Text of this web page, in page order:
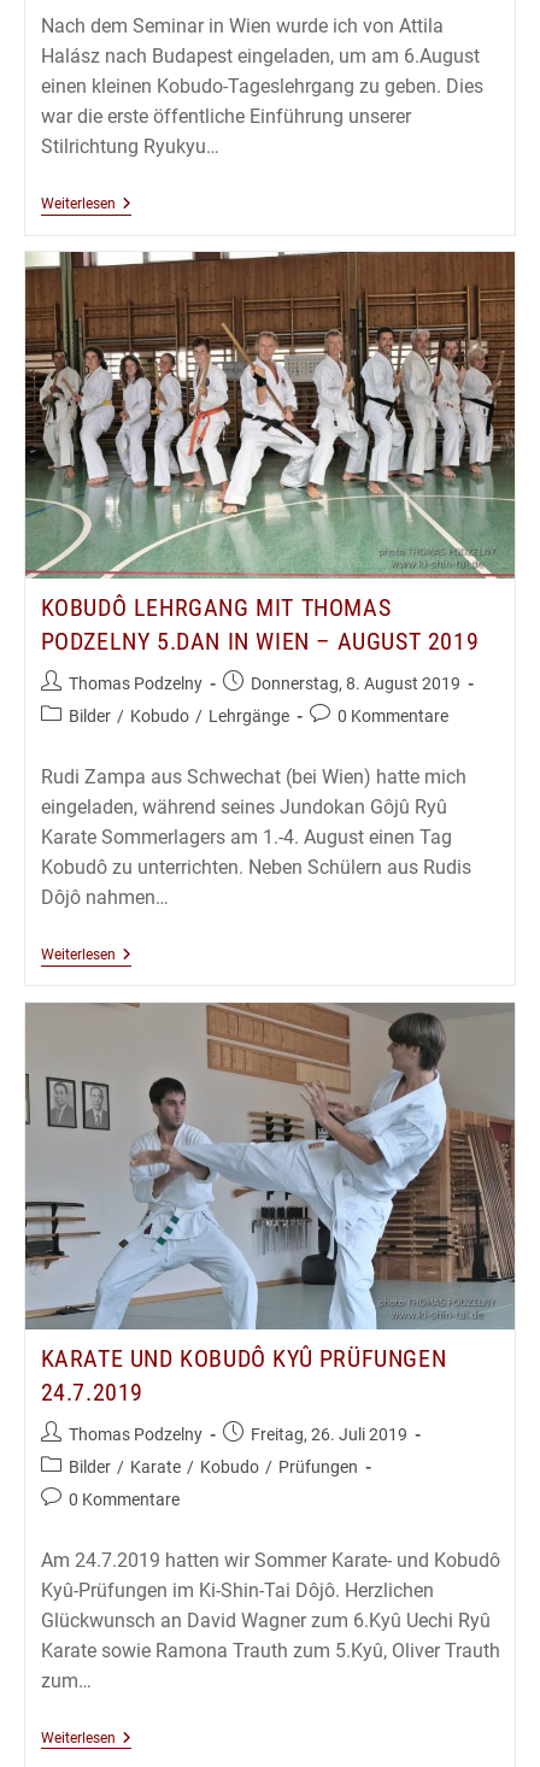
Nach dem Seminar in Wien wurde ich von Attila
Halász nach Budapest eingeladen, um am 6.August
einen kleinen Kobudo-Tageslehrgang zu geben. Dies
war die erste öffentliche Einführung unserer
Stilrichtung Ryukyu…
WeiterlesenKobudô
Thomas
Podzelny
5.Dan
In
Budapest
–
August
2019
KOBUDÔ LEHRGANG MIT THOMAS
PODZELNY 5.DAN IN WIEN – AUGUST 2019
Beitrags-
Autor:
Thomas Podzelny
Beitrag
veröffentlicht:
Donnerstag, 8. August 2019
Beitrags-
Bilder / Kobudo / Lehrgänge
Beitrags-
0 Kommentare
Rudi Zampa aus Schwechat (bei Wien) hatte mich
eingeladen, während seines Jundokan Gôjû Ryû
Karate Sommerlagers am 1.-4. August einen Tag
Kobudô zu unterrichten. Neben Schülern aus Rudis
Dôjô nahmen…
WeiterlesenKobudô
Thomas
Wien
August
2019
KARATE UND KOBUDÔ KYÛ PRÜFUNGEN
24.7.2019
Beitrags-
Autor:
Thomas Podzelny
Beitrag
veröffentlicht:
Freitag, 26. Juli 2019
Beitrags-
Kategorie:
Bilder / Karate / Kobudo / Prüfungen
Beitrags-
0 Kommentare
Am 24.7.2019 hatten wir Sommer Karate- und Kobudô
Kyû-Prüfungen im Ki-Shin-Tai Dôjô. Herzlichen
Glückwunsch an David Wagner zum 6.Kyû Uechi Ryû
Karate sowie Ramona Trauth zum 5.Kyû, Oliver Trauth
zum…
WeiterlesenKarate